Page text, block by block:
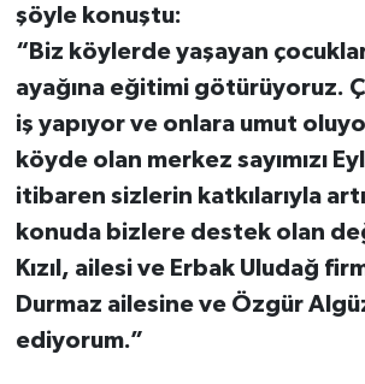
şöyle konuştu:
“Biz köylerde yaşayan
ayağına eğitimi götürüyoruz.
iş yapıyor ve onlara umut
köyde olan merkez sayımızı
itibaren sizlerin katkılarıyla
konuda bizlere destek olan
Kızıl, ailesi ve Erbak Uludağ
Durmaz ailesine ve Özgür
ediyorum.”